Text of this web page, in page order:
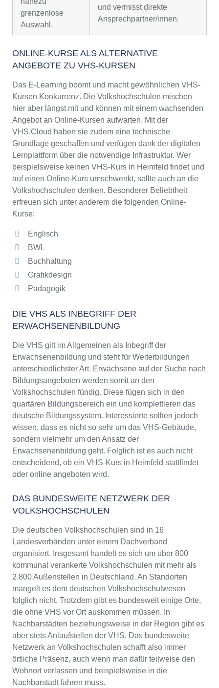
grenzenlose
Auswahl.
und vermisst direkte
Ansprechpartner/innen.
ONLINE-KURSE ALS ALTERNATIVE
ANGEBOTE ZU VHS-KURSEN
Das E-Learning boomt und macht gewöhnlichen VHS-
Kursen Konkurrenz. Die Volkshochschulen mischen
hier aber längst mit und können mit einem wachsenden
Angebot an Online-Kursen aufwarten. Mit der
VHS.Cloud haben sie zudem eine technische
Grundlage geschaffen und verfügen dank der digitalen
Lernplattform über die notwendige Infrastruktur. Wer
beispielsweise keinen VHS-Kurs in Heimfeld findet und
auf einen Online-Kurs umschwenkt, sollte auch an die
Volkshochschulen denken. Besonderer Beliebtheit
erfreuen sich unter anderem die folgenden Online-
Kurse:
Englisch
BWL
Buchhaltung
Grafikdesign
Pädagogik
DIE VHS ALS INBEGRIFF DER
ERWACHSENENBILDUNG
Die VHS gilt im Allgemeinen als Inbegriff der
Erwachsenenbildung und steht für Weiterbildungen
unterschiedlichster Art. Erwachsene auf der Suche nach
Bildungsangeboten werden somit an den
Volkshochschulen fündig. Diese fügen sich in den
quartären Bildungsbereich ein und komplettieren das
deutsche Bildungssystem. Interessierte sollten jedoch
wissen, dass es nicht so sehr um das VHS-Gebäude,
sondern vielmehr um den Ansatz der
Erwachsenenbildung geht. Folglich ist es auch nicht
entscheidend, ob ein VHS-Kurs in Heimfeld stattfindet
oder online angeboten wird.
DAS BUNDESWEITE NETZWERK DER
VOLKSHOCHSCHULEN
Die deutschen Volkshochschulen sind in 16
Landesverbänden unter einem Dachverband
organisiert. Insgesamt handelt es sich um über 800
kommunal verankerte Volkshochschulen mit mehr als
2.800 Außenstellen in Deutschland. An Standorten
mangelt es dem deutschen Volkshochschulwesen
folglich nicht. Trotzdem gibt es bundesweit einige Orte,
die ohne VHS vor Ort auskommen müssen. In
Nachbarstädten beziehungsweise in der Region gibt es
aber stets Anlaufstellen der VHS. Das bundesweite
Netzwerk an Volkshochschulen schafft also immer
örtliche Präsenz, auch wenn man dafür teilweise den
Wohnort verlassen und beispielsweise in die
Nachbarstadt fahren muss.